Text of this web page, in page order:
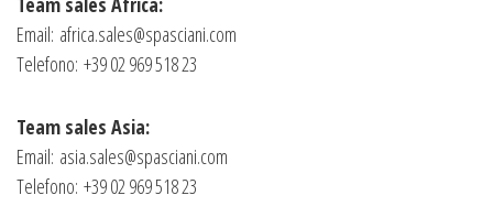
Email: africa.sales@spasciani.com
Telefono: +39 02 969 518 23
Team sales Asia:
Email: asia.sales@spasciani.com
Telefono: +39 02 969 518 23